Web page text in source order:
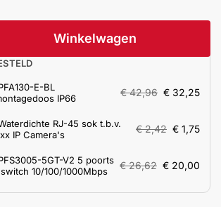
Winkelwagen
E-BL
IP66
€42,96 € 32,25
RJ-45 sok t.b.v.
IP Camera's
€2,42 € 1,75
5GT-V2 5 poorts
10/100/1000Mbps
€26,62 € 20,00